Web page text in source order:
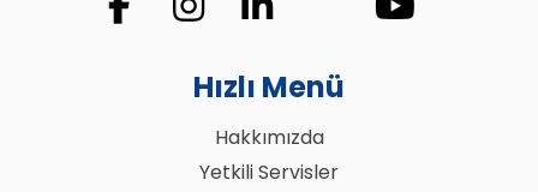
Hızlı Menü
Hakkımızda
Yetkili Servisler